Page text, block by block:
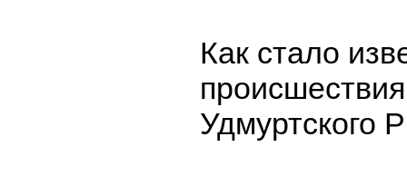
Как стало
Удмуртского